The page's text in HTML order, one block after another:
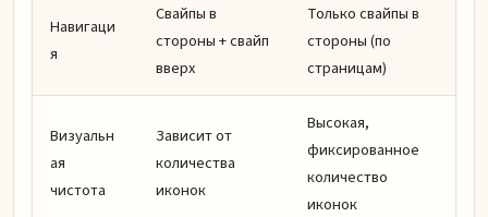
Навигаци
я
Свайпы в
стороны + свайп
вверх
Только свайпы в
стороны (по
страницам)
Визуальн
ая
чистота
Зависит от
количества
иконок
Высокая,
фиксированное
количество
иконок